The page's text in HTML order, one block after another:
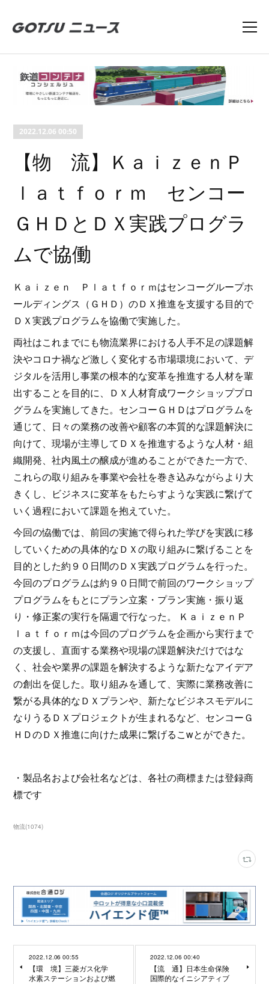
2022.12.06 00:50
【物 流】ＫａｉｚｅｎＰ
ｌａｔｆｏｒｍ センコー
ＧＨＤとＤＸ実践プログラ
ムで協働
Ｋａｉｚｅｎ Ｐｌａｔｆｏｒｍはセンコーグループホ
ールディングス（ＧＨＤ）のＤＸ推進を支援する目的で
ＤＸ実践プログラムを協働で実施した。
両社はこれまでにも物流業界における人手不足の課題解
決やコロナ禍など激しく変化する市場環境において、デ
ジタルを活用し事業の根本的な変革を推進する人材を輩
出することを目的に、ＤＸ人材育成ワークショッププロ
グラムを実施してきた。センコーＧＨＤはプログラムを
通じて、日々の業務の改善や顧客の本質的な課題解決に
向けて、現場が主導してＤＸを推進するような人材・組
織開発、社内風土の醸成が進めることができた一方で、
これらの取り組みを事業や会社を巻き込みながらより大
きくし、ビジネスに変革をもたらすような実践に繋げて
いく過程において課題を抱えていた。
今回の恊働では、前回の実施で得られた学びを実践に移
していくための具体的なＤＸの取り組みに繋げることを
目的とした約９０日間のＤＸ実践プログラムを行った。
今回のプログラムは約９０日間で前回のワークショップ
プログラムをもとにプラン立案・プラン実施・振り返
り・修正案の実行を隔週で行なった。 ＫａｉｚｅｎＰ
ｌａｔｆｏｒｍは今回のプログラムを企画から実行まで
の支援し、直面する業務や現場の課題解決だけではな
く、社会や業界の課題を解決するような新たなアイデア
の創出を促した。取り組みを通して、実際に業務改善に
繋がる具体的なＤＸプランや、新たなビジネスモデルに
なりうるＤＸプロジェクトが生まれるなど、センコーＧ
ＨＤのＤＸ推進に向けた成果に繋げるこwとができた。
・製品名および会社名などは、各社の商標または登録商
標です
物流(1074)
2022.12.06 00:55
【環 境】三菱ガス化学
水素ステーションおよび燃
2022.12.06 00:40
【流 通】日本生命保険
国際的なイニシアティブ